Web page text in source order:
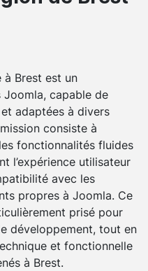
Brest est un
Joomla, capable de
adaptées à divers
consiste à
fonctionnalités fluides
l’expérience utilisateur
avec les
propres à Joomla. Ce
prisé pour
développement, tout en
et fonctionnelle
à Brest.